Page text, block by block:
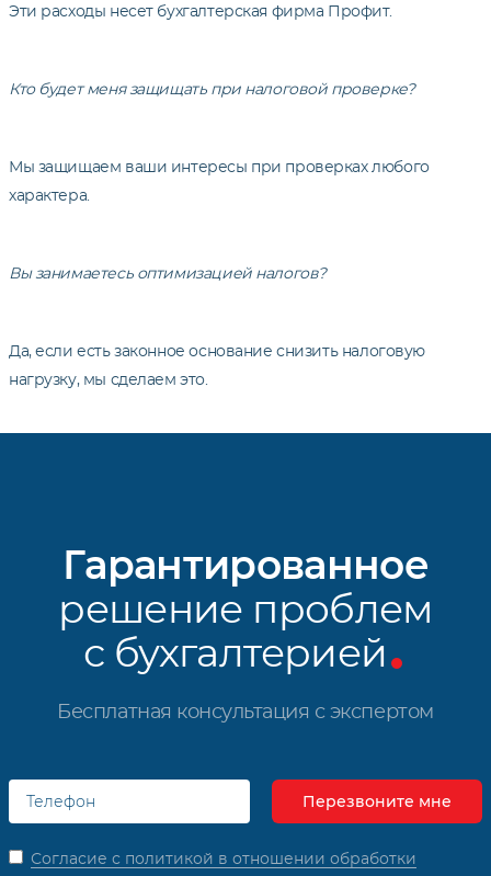
Эти расходы несет бухгалтерская фирма Профит.
Кто будет меня защищать при налоговой проверке?
Мы защищаем ваши интересы при проверках любого
характера.
Вы занимаетесь оптимизацией налогов?
Да, если есть законное основание снизить налоговую
нагрузку, мы сделаем это.
Гарантированное
решение проблем
с бухгалтерией
Бесплатная консультация с экспертом
Согласие с политикой в отношении обработки